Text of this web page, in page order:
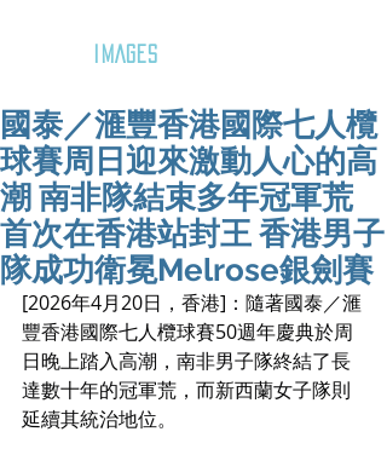
IMAGES
國泰／滙豐香港國際七人欖
球賽周日迎來激動人心的高
潮 南非隊結束多年冠軍荒
首次在香港站封王 香港男子
隊成功衛冕Melrose銀劍賽
[2026年4月20日，香港]：隨著國泰／滙
豐香港國際七人欖球賽50週年慶典於周
日晚上踏入高潮，南非男子隊終結了長
達數十年的冠軍荒，而新西蘭女子隊則
延續其統治地位。